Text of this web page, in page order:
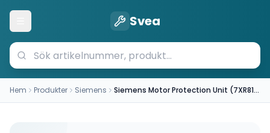
Öppna meny Svea
Hem Produkter Siemens Siemens Motor Protection Unit (7XR8100-0CA00)